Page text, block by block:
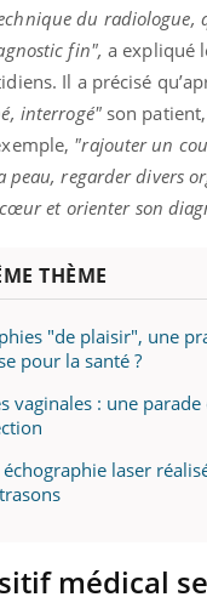
du radiologue,
fin", a expliqué
Il a précisé
interrogé"son
"rajouter un
peau, regarder divers
et orienter son
THÈME
"de plaisir", une
pour la santé ?
vaginales : une
laser
médical